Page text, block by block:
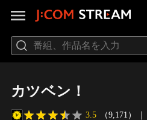
カツベン！
3.5 （9,171） ｜